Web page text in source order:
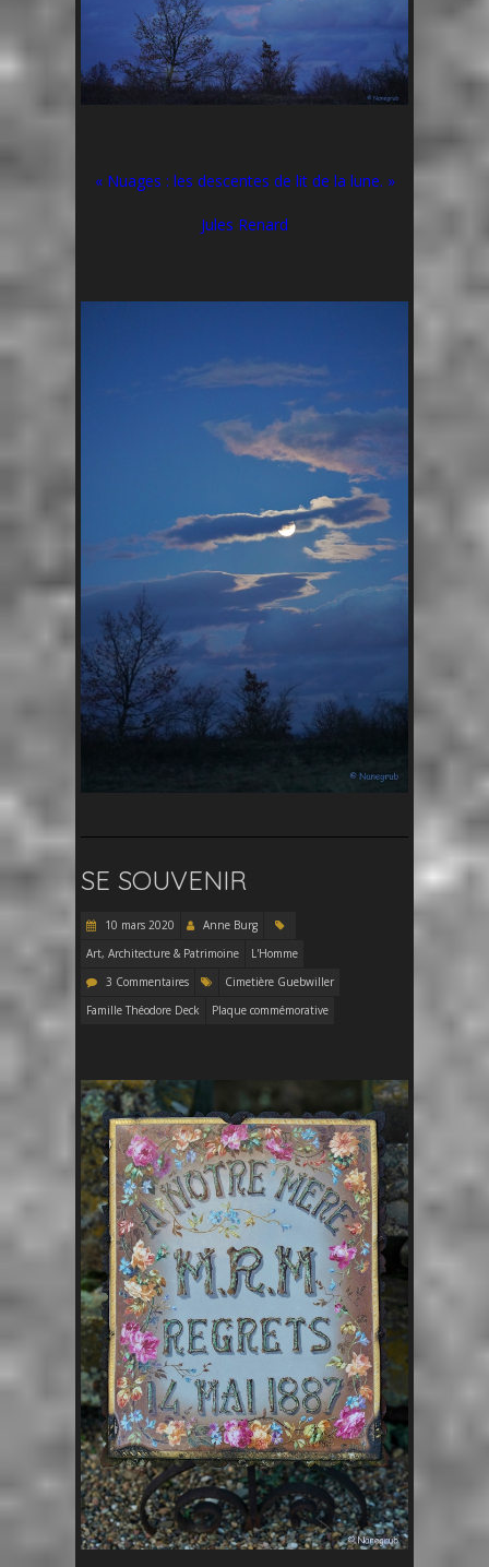
« Nuages : les descentes de lit de la lune. »
Jules Renard
SE SOUVENIR
10 mars 2020
Anne Burg
Art, Architecture & Patrimoine
L'Homme
3 Commentaires
Cimetière Guebwiller
Famille Théodore Deck
Plaque commémorative